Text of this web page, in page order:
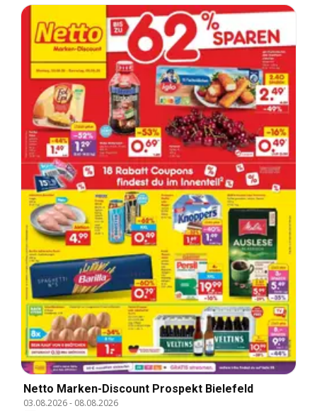
Netto Marken-Discount Prospekt Bielefeld
03.08.2026- 08.08.2026